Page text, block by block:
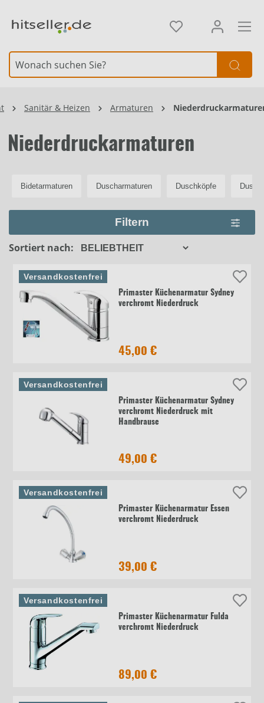
Sanitär & Heizen Armaturen
Niederdruckarmaturen
Bidetarmaturen Duscharmaturen Duschköpfe
Filtern
Sortiert nach:
Primaster Küchenarmatur Sydney
verchromt Niederdruck
45,00 €
Versandkostenfrei
Primaster Küchenarmatur Sydney
verchromt Niederdruck mit
Handbrause
49,00 €
Versandkostenfrei
Primaster Küchenarmatur Essen
verchromt Niederdruck
39,00 €
Versandkostenfrei
Primaster Küchenarmatur Fulda
verchromt Niederdruck
89,00 €
Versandkostenfrei